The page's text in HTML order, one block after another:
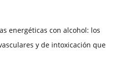
energéticas con alcohol: los
y de intoxicación que